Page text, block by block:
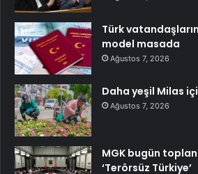
Türk
model masada
Ağustos 7, 2026
Daha yeşil Milas
Ağustos 7, 2026
MGK bugün
‘Terörsüz Türkiye’